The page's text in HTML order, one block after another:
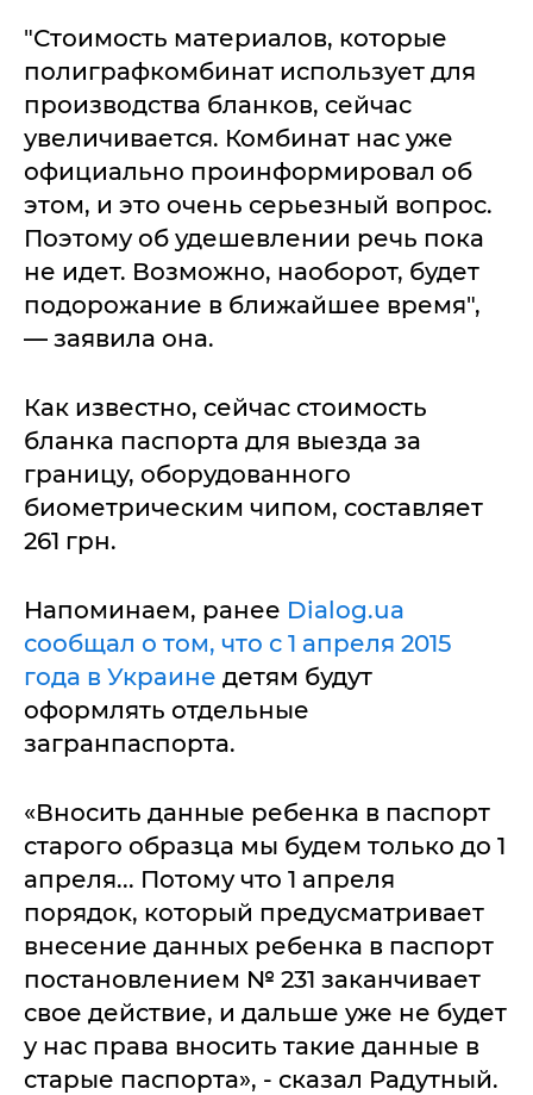
"Стоимость материалов, которые
полиграфкомбинат использует для
производства бланков, сейчас
увеличивается. Комбинат нас уже
официально проинформировал об
этом, и это очень серьезный вопрос.
Поэтому об удешевлении речь пока
не идет. Возможно, наоборот, будет
подорожание в ближайшее время",
— заявила она.
Как известно, сейчас стоимость
бланка паспорта для выезда за
границу, оборудованного
биометрическим чипом, составляет
261 грн.
Напоминаем, ранее Dialog.ua
сообщал о том, что с 1 апреля 2015
года в Украине детям будут
оформлять отдельные
загранпаспорта.
«Вносить данные ребенка в паспорт
старого образца мы будем только до 1
апреля... Потому что 1 апреля
порядок, который предусматривает
внесение данных ребенка в паспорт
постановлением № 231 заканчивает
свое действие, и дальше уже не будет
у нас права вносить такие данные в
старые паспорта», - сказал Радутный.